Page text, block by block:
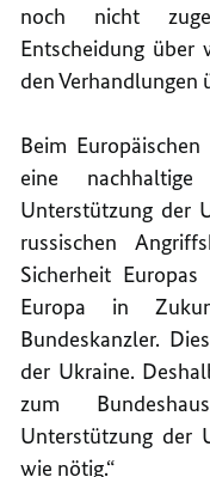
noch nicht
Entscheidung über
den Verhandlungen
Beim
eine
Unterstützung der
russischen
Sicherheit
Europa in
Bundeskanzler.
der Ukraine.
zum
Unterstützung der
wie nötig.“